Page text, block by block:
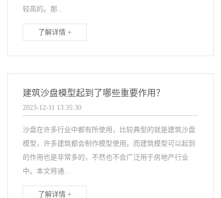
较高的。那...
了解详情 +
建筑沙盘模型起到了哪些重要作用？
2023-12-11 13:35:30
沙盘在许多行业中都有所使用，比较典型的就是建筑沙盘
模型，许多建筑都会制作模型使用。而建筑模型可以起到
的作用也是非常多的，不然也不会广泛用于房地产行业
中。本文将通...
了解详情 +